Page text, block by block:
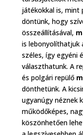
játékokkal is, mint
döntünk, hogy
összeállításával,
is lebonyolíthatjuk
széles, így egyéni
választhatunk. A
és polgári repülő
dönthetünk. A
ugyanúgy néznek
működőképes,
köszönhetően